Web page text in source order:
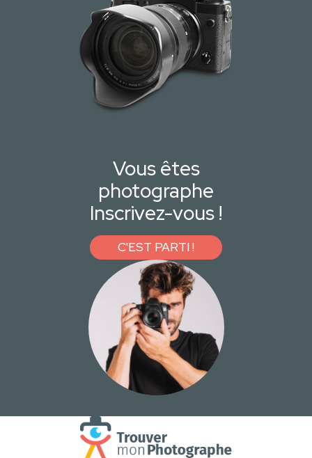
Vous êtes
photographe
Inscrivez-vous !
C'EST PARTI !